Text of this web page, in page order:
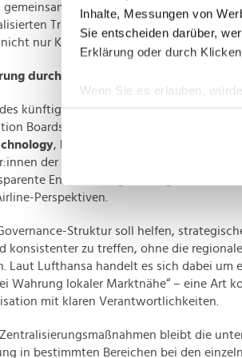
Inhalte, Messungen von
Sie entscheiden darüber,
Erklärung oder durch
Wenn Sie es erlauben,
Informationen über
Erfahren Sie mehr darüber,
und die Zugriffe auf unsere
Website an unsere Partner
möglicherweise mit weiteren
der Dienste gesammelt
gemeinsamen Tools über konsolidierte
Trainingsprogrammen soll der
nur Kosten sparen, sondern auch
durch Group Function Boards
künftigen Managementmodells stehen
Boards“. Diese werden sich auf die
,
konzentrieren.
der Konzernführung und der
Entscheidungsfindung unter
Perspektiven.
Struktur soll helfen,
konsistenter zu treffen, ohne die
Laut Lufthansa handelt es sich dabei um
Wahrung lokaler Marktnähe“ – eine Art
mit klaren Verantwortlichkeiten.
bleibt die
in bestimmten Bereichen bei den